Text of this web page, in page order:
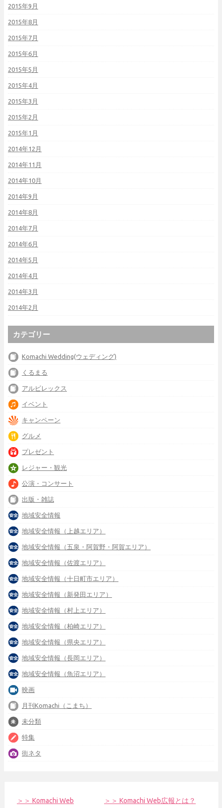
2015年9月
2015年8月
2015年7月
2015年6月
2015年5月
2015年4月
2015年3月
2015年2月
2015年1月
2014年12月
2014年11月
2014年10月
2014年9月
2014年8月
2014年7月
2014年6月
2014年5月
2014年4月
2014年3月
2014年2月
カテゴリー
Komachi Wedding(ウェディング)
くるまる
アルビレックス
イベント
キャンペーン
グルメ
プレゼント
レジャー・観光
公演・コンサート
出版・雑誌
地域安全情報
地域安全情報（上越エリア）
地域安全情報（五泉・阿賀野・阿賀エリア）
地域安全情報（佐渡エリア）
地域安全情報（十日町市エリア）
地域安全情報（新発田エリア）
地域安全情報（村上エリア）
地域安全情報（柏崎エリア）
地域安全情報（県央エリア）
地域安全情報（長岡エリア）
地域安全情報（魚沼エリア）
映画
月刊Komachi（こまち）
未分類
特集
街ネタ
＞＞ Komachi Web ＞＞ Komachi Web広報とは？